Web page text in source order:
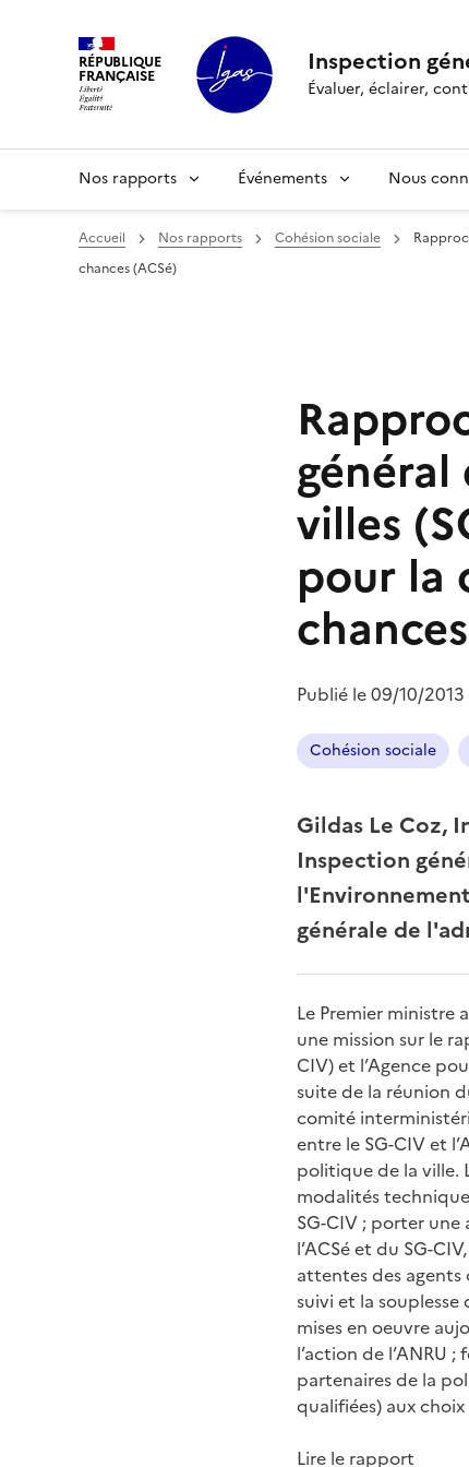
RÉPUBLIQUE
FRANÇAISE Inspection
Évaluer, éclairer,
Nos rapports Événements Nous
Accueil Nos rapports Cohésion sociale
chances (ACSé)
villes
pour la
Publié le09/10/2013
Cohésion sociale
Gildas Le Coz,
Inspection
générale de
Le Premier ministre
une mission sur le
CIV) et l’Agence
suite de la réunion
comité
entre le SG-CIV et
politique de la ville.
modalités
SG-CIV ; porter
l’ACSé et du SG-
attentes des
suivi et la
mises en oeuvre
l’action de l’ANRU
partenaires de la
qualifiées) aux
Lire le rapport